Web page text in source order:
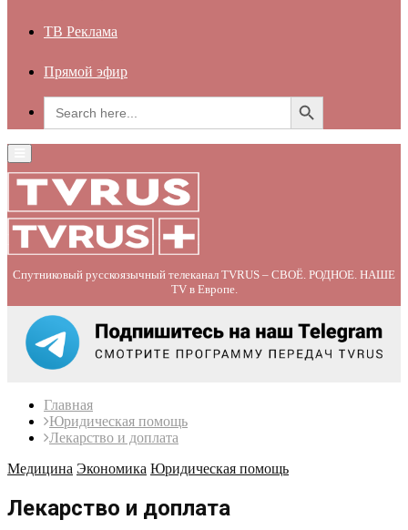
ТВ Реклама
Прямой эфир
Search
for:
Search Button
Menu
Спутниковый русскоязычный телеканал TVRUS – СВОЁ. РОДНОЕ. НАШЕ
TV в Европе.
Главная
Юридическая помощь
Лекарство и доплата
Медицина Экономика Юридическая помощь
Лекарство и доплата